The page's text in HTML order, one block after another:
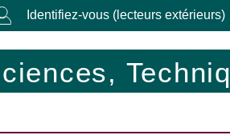
Identifiez-vous (lecteurs extérieurs)